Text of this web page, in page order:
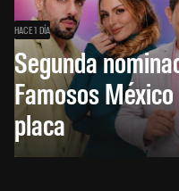
HACE 1 DÍA
Segunda
Famosos
placa